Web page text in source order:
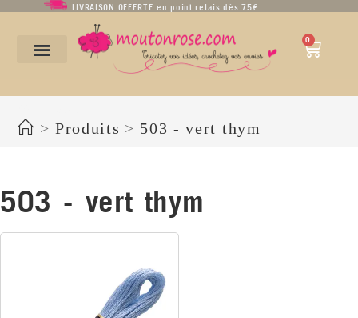
LIVRAISON OFFERTE en point relais dès 75€
0
> Produits > 503 - vert thym
503 - vert thym